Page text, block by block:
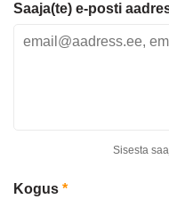
Saaja(te) e-posti
Sisesta
Kogus *